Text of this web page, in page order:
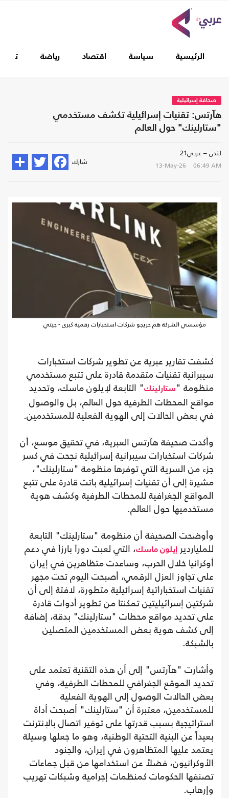
الرئيسية سياسة اقتصاد رياضة
صحافة إسرائيلية
هآرتس: تقنيات إسرائيلية تكشف مستخدمي
"ستارلينك" حول العالم
لندن – عربي21
13-May-26 06:49 AM شارك
مؤسسي الشركة هم خريجو شركات استخبارات رقمية كبرى - جيتي
كشفت تقارير عبرية عن تطوير شركات استخبارات
سيبرانية تقنيات متقدمة قادرة على تتبع مستخدمي
منظومة "ستارلينك" التابعة لإيلون ماسك، وتحديد
مواقع المحطات الطرفية حول العالم، بل والوصول
في بعض الحالات إلى الهوية الفعلية للمستخدمين.
وأكدت صحيفة هآرتس العبرية، في تحقيق موسع، أن
شركات استخبارات سيبرانية إسرائيلية نجحت في كسر
جزء من السرية التي توفرها منظومة "ستارلينك"،
مشيرة إلى أن تقنيات إسرائيلية باتت قادرة على تتبع
المواقع الجغرافية للمحطات الطرفية وكشف هوية
مستخدميها حول العالم.
وأوضحت الصحيفة أن منظومة "ستارلينك" التابعة
للملياردير إيلون ماسك، التي لعبت دوراً بارزاً في دعم
أوكرانيا خلال الحرب، وساعدت متظاهرين في إيران
على تجاوز العزل الرقمي، أصبحت اليوم تحت مجهر
تقنيات استخباراتية إسرائيلية متطورة، لافتة إلى أن
شركتين إسرائيليتين تمكنتا من تطوير أدوات قادرة
على تحديد مواقع محطات "ستارلينك" بدقة، إضافة
إلى كشف هوية بعض المستخدمين المتصلين
بالشبكة.
وأشارت "هآرتس" إلى أن هذه التقنية تعتمد على
تحديد الموقع الجغرافي للمحطات الطرفية، وفي
بعض الحالات الوصول إلى الهوية الفعلية
للمستخدمين، معتبرة أن "ستارلينك" أصبحت أداة
استراتيجية بسبب قدرتها على توفير اتصال بالإنترنت
بعيداً عن البنية التحتية الوطنية، وهو ما جعلها وسيلة
يعتمد عليها المتظاهرون في إيران، والجنود
الأوكرانيون، فضلاً عن استخدامها من قبل جماعات
تصنفها الحكومات كمنظمات إجرامية وشبكات تهريب
وإرهاب.